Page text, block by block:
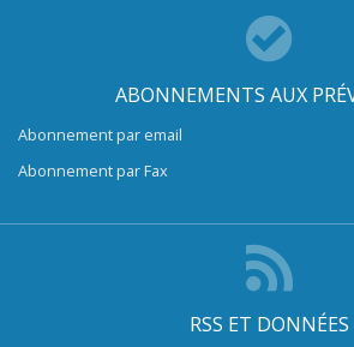
ABONNEMENTS AUX
Abonnement par email
Abonnement par Fax
RSS ET DONNÉES